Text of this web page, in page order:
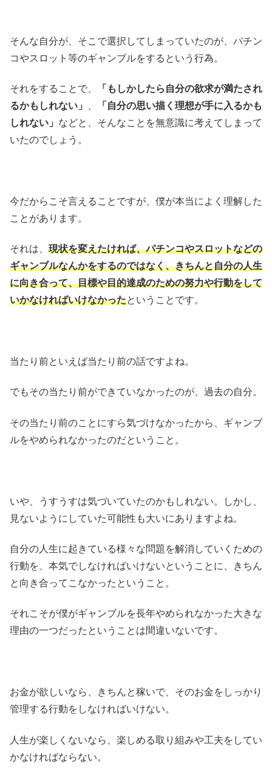
そんな自分が、そこで選択してしまっていたのが、パチン
コやスロット等のギャンブルをするという行為。
それをすることで、
「もしかしたら自分の欲求が満たされ
るかもしれない」
「自分の思い描く理想が手に入るかも
しれない」 などと、そんなことを無意識に考えてしまって
いたのでしょう。
今だからこそ言えることですが、僕が本当によく理解した
ことがあります。
それは、 現状を変えたければ、パチンコやスロットなどの
ギャンブルなんかをするのではなく、きちんと自分の人生
に向き合って、目標や目的達成のための努力や行動をして
いかなければいけなかったということです。
当たり前といえば当たり前の話ですよね。
でもその当たり前ができていなかったのが、過去の自分。
その当たり前のことにすら気づけなかったから、ギャンブ
ルをやめられなかったのだということ。
いや、うすうすは気づいていたのかもしれない。しかし、
見ないようにしていた可能性も大いにありますよね。
自分の人生に起きている様々な問題を解消していくための
行動を、本気でしなければいけないということに、きちん
と向き合ってこなかったということ。
それこそが僕がギャンブルを長年やめられなかった大きな
理由の一つだったということは間違いないです。
お金が欲しいなら、きちんと稼いで、そのお金をしっかり
管理する行動をしなければいけない。
人生が楽しくないなら、楽しめる取り組みや工夫をしてい
かなければならない。